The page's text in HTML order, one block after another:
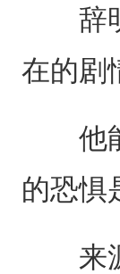
辞明
在的剧
他能
的恐
来源